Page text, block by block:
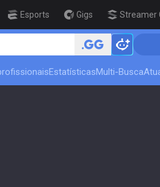
Esports Gigs Streamer
EstatísticasMulti-Busca